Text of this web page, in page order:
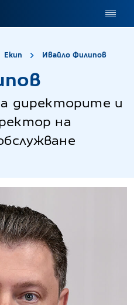
Екип Ивайло Филипов
директорите и
на